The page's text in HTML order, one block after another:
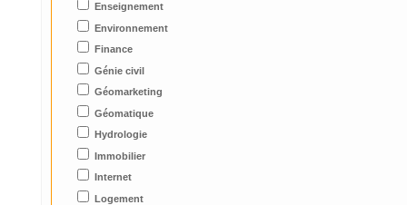
Enseignement
Environnement
Finance
Génie civil
Géomarketing
Géomatique
Hydrologie
Immobilier
Internet
Logement